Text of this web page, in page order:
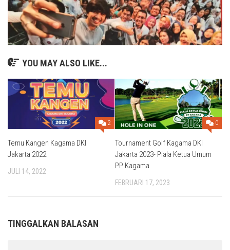
YOU MAY ALSO LIKE...
2
Temu Kangen Kagama DKI
Jakarta 2022
JULI 14, 2022
0
Tournament Golf Kagama DKI
Jakarta 2023- Piala Ketua Umum
PP Kagama
FEBRUARI 17, 2023
TINGGALKAN BALASAN